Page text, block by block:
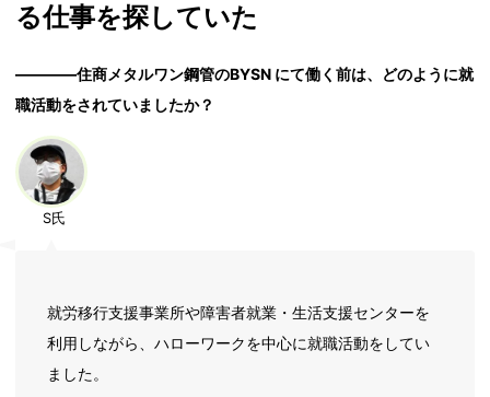
る仕事を探していた
――――住商メタルワン鋼管のBYSN にて働く前は、どのように就
職活動をされていましたか？
S氏
就労移行支援事業所や障害者就業・生活支援センターを
利用しながら、ハローワークを中心に就職活動をしてい
ました。